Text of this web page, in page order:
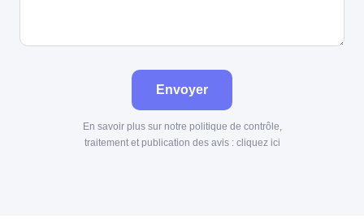
Envoyer
En savoir plus sur notre politique de contrôle,
traitement et publication des avis : cliquez ici